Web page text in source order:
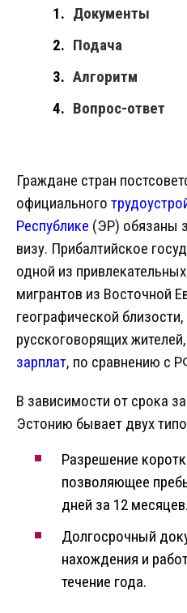
Документы
Подача
Алгоритм
Вопрос-ответ
Граждане стран
официального
Республике (ЭР) обязаны
визу. Прибалтийское
одной из
мигрантов из Восточной
географической
русскоговорящих
зарплат, по сравнению с
В зависимости от срока
Эстонию бывает двух
Разрешение
позволяющее
дней за 12 месяцев.
Долгосрочный
нахождения и
течение года.